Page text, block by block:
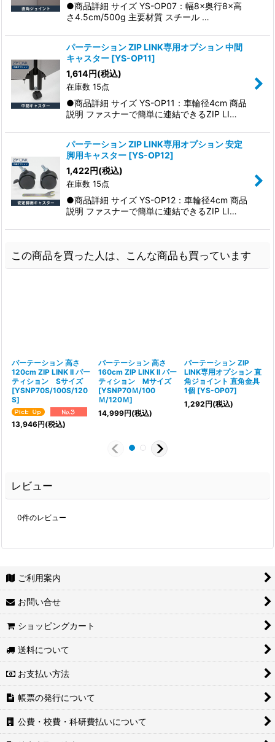
●商品詳細 サイズ YS-OP07：幅8×奥行8×高
さ4.5cm/500g 主要材質 スチール …
パーテーション ZIP LINK専用オプション 中間
キャスター [YS-OP11]
1,614円(税込)
在庫数 15点
●商品詳細 サイズ YS-OP11：車輪径4cm 商品
説明 ファスナーで簡単に連結できるZIP LI…
パーテーション ZIP LINK専用オプション 安定
脚用キャスター [YS-OP12]
1,422円(税込)
在庫数 15点
●商品詳細 サイズ YS-OP12：車輪径4cm 商品
説明 ファスナーで簡単に連結できるZIP LI…
この商品を買った人は、こんな商品も買っています
パーテーション 高さ
120cm ZIP LINK II パー
ティション Sサイズ
[YSNP70S/100S/120
S]
13,946円(税込)
パーテーション 高さ
160cm ZIP LINK II パー
ティション Mサイズ
[YSNP70Ｍ/100
Ｍ/120Ｍ]
14,999円(税込)
パーテーション ZIP
LINK専用オプション 直
角ジョイント 直角金具
1個 [YS-OP07]
1,292円(税込)
レビュー
0件のレビュー
ご利用案内
お問い合せ
ショッピングカート
送料について
お支払い方法
帳票の発行について
公費・校費・科研費払いについて